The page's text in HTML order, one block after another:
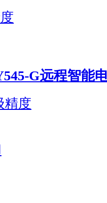
G远程智能
精度